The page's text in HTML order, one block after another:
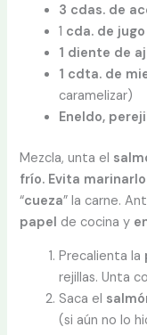
3 cdas. de
1 cda. de
1 diente de
1 cdta. de
caramelizar)
Eneldo,
Mezcla, unta el
frío. Evita
“cueza” la carne.
papel de cocina y
Precalienta la
rejillas. Unta
Saca el
(si aún no lo